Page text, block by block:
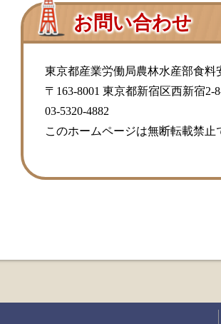
お問い合わせ
東京都産業労働局農林水産部食料
〒163-8001 東京都新宿区西新宿
03-5320-4882
このホームページは無断転載禁止